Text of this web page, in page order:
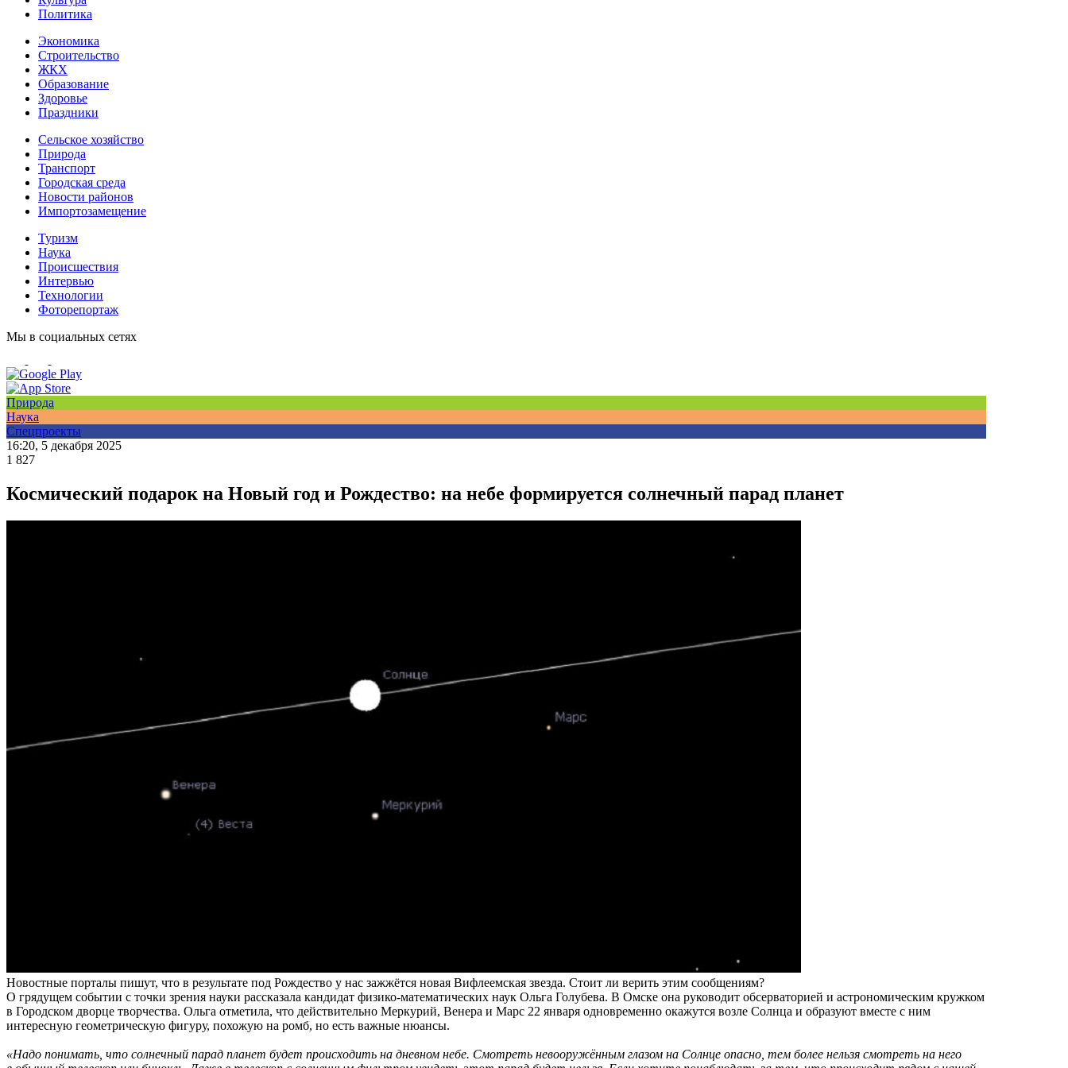
Политика
Экономика
Строительство
ЖКХ
Образование
Здоровье
Праздники
Сельское хозяйство
Природа
Транспорт
Городская среда
Новости районов
Импортозамещение
Туризм
Наука
Происшествия
Интервью
Технологии
Фоторепортаж
Мы в социальных сетях
Природа
Наука
Спецпроекты
16:20, 5 декабря 2025
1 827
Космический подарок на Новый год и Рождество: на небе формируется солнечный парад планет
Новостные порталы пишут, что в результате под Рождество у нас зажжётся новая Вифлеемская звезда. Стоит ли верить этим сообщениям?
О грядущем событии с точки зрения науки рассказала кандидат физико-математических наук Ольга Голубева. В Омске она руководит обсерваторией и астрономическим кружком
в Городском дворце творчества. Ольга отметила, что действительно Меркурий, Венера и Марс 22 января одновременно окажутся возле Солнца и образуют вместе с ним
интересную геометрическую фигуру, похожую на ромб, но есть важные нюансы.
«Надо понимать, что солнечный парад планет будет происходить на дневном небе. Смотреть невооружённым глазом на Солнце опасно, тем более нельзя смотреть на него